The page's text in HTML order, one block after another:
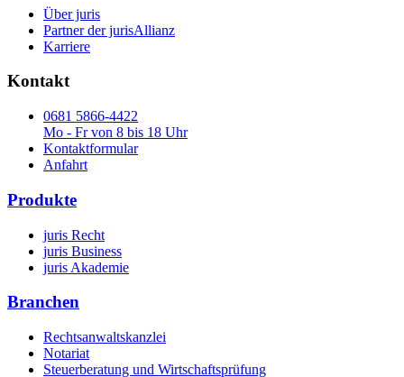
Über juris
Partner der jurisAllianz
Karriere
Kontakt
0681 5866-4422
Mo - Fr von 8 bis 18 Uhr
Kontaktformular
Anfahrt
Produkte
juris Recht
juris Business
juris Akademie
Branchen
Rechtsanwaltskanzlei
Notariat
Steuerberatung und Wirtschaftsprüfung